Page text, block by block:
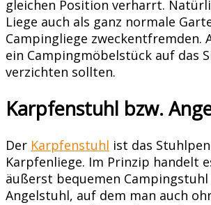
gleichen Position verharrt.
Liege auch als ganz normale
Campingliege zweckentfremden.
ein Campingmöbelstück auf das
verzichten sollten.
Karpfenstuhl bzw.
Der Karpfenstuhl ist das
Karpfenliege. Im Prinzip handelt
äußerst bequemen Campingstuhl
Angelstuhl, auf dem man auch